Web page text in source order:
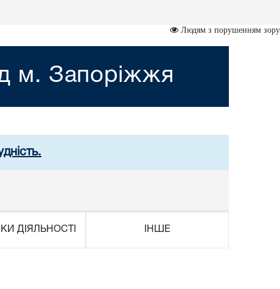
Людям з порушенням зору
м. Запоріжжя
ДІЯЛЬНОСТІ ІНШЕ